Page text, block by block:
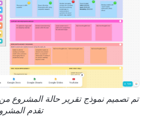
تقدم